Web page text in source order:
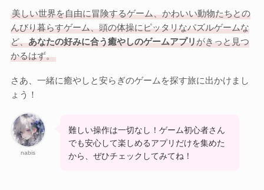
検索
美しい世界を自由に冒険するゲーム、かわいい動物たちとの
んびり暮らすゲーム、頭の体操にピッタリなパズルゲームな
ど、あなたの好みに合う癒やしのゲームアプリがきっと見つ
かるはず。
さあ、一緒に癒やしと安らぎのゲームを探す旅に出かけまし
ょう！
nabis
難しい操作は一切なし！ゲーム初心者さん
でも安心して楽しめるアプリだけを集めた
から、ぜひチェックしてみてね！